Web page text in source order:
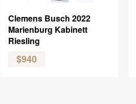
Clemens Busch 2022
Marienburg Kabinett
Riesling
$940